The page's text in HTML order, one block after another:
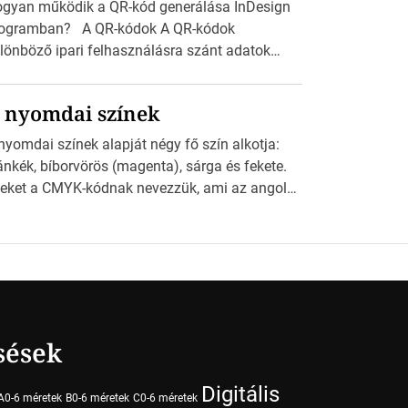
működik a QR-kód generálása InDesign
A QR-kódok A QR-kódok
ipari felhasználásra szánt adatok
A felhasználó okostelefonjára
egy QR-kód-leolvasó alkalmazást, ami
és dekódolni képes az URL-információt
átirányítja a telefon böngészőjét a cég
nyomdai színek
színek alapját négy fő szín alkotja:
bíborvörös (magenta), sárga és fekete.
a CMYK-kódnak nevezzük, ami az angol
6 méretek B0-6 méretek C0-6 méretek Digitális